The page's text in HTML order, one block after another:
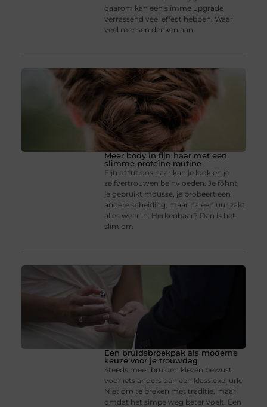
daarom kan een slimme upgrade
verrassend veel effect hebben. Waar
veel mensen denken aan
Meer body in fijn haar met een
slimme proteïne routine
Fijn of futloos haar kan je look en je
zelfvertrouwen beïnvloeden. Je föhnt,
je gebruikt mousse, je probeert een
andere scheiding, maar na een uur zakt
alles weer in. Herkenbaar? Dan is het
slim om
Een bruidsbroekpak als moderne
keuze voor je trouwdag
Steeds meer bruiden kiezen bewust
voor iets anders dan een klassieke jurk.
Niet om te breken met traditie, maar
omdat het simpelweg beter voelt. Een